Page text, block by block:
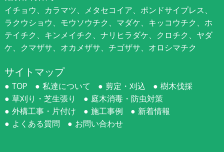
イチョウ、カラマツ、メタセコイア、ポンドサイプレス、
ラクウショウ、モウソウチク、マダケ、キッコウチク、ホ
テイチク、キンメイチク、ナリヒラダケ、クロチク、ヤダ
ケ、クマザサ、オカメザサ、チゴザサ、オロシマチク
サイトマップ
TOP 私達について 剪定・刈込
樹木伐採
草刈り・芝生張り
庭木消毒・防虫対策
外構工事・片付け
施工事例
新着情報
よくある質問
お問い合わせ